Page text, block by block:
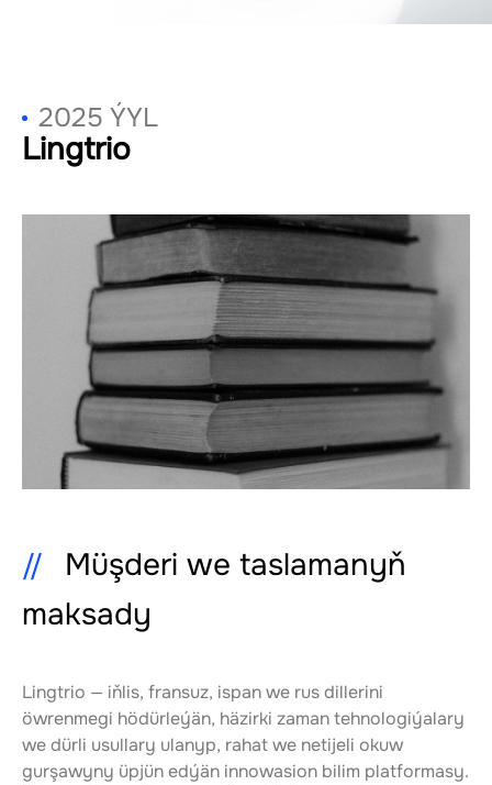
2025 ÝYL
Lingtrio
Müşderi we taslamanyň
maksady
Lingtrio — iňlis, fransuz, ispan we rus dillerini
öwrenmegi hödürleýän, häzirki zaman tehnologiýalary
we dürli usullary ulanyp, rahat we netijeli okuw
gurşawyny üpjün edýän innowasion bilim platformasy.